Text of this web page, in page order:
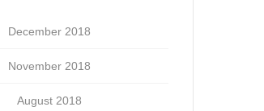
December 2018
November 2018
August 2018